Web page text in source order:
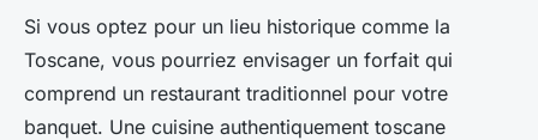
Si vous optez pour un lieu historique comme la
Toscane, vous pourriez envisager un forfait qui
comprend un restaurant traditionnel pour votre
banquet. Une cuisine authentiquement toscane